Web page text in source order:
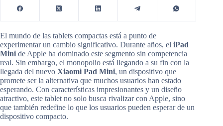
El mundo de las tablets compactas está a punto de
experimentar un cambio significativo. Durante años, el iPad
Mini de Apple ha dominado este segmento sin competencia
real. Sin embargo, el monopolio está llegando a su fin con la
llegada del nuevo Xiaomi Pad Mini, un dispositivo que
promete ser la alternativa que muchos usuarios han estado
esperando. Con características impresionantes y un diseño
atractivo, este tablet no solo busca rivalizar con Apple, sino
que también redefine lo que los usuarios pueden esperar de un
dispositivo compacto.